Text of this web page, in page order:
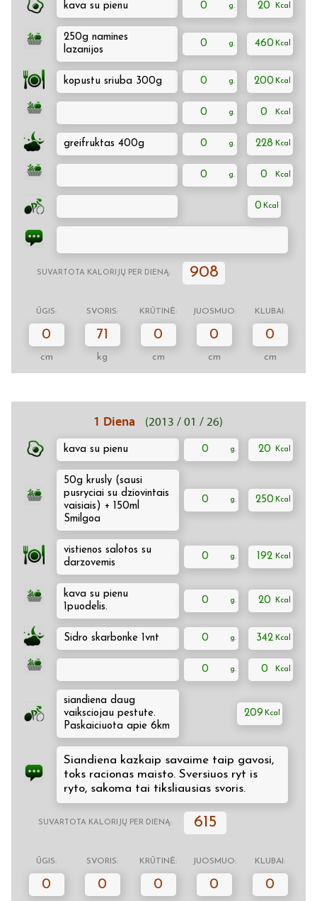
kava su pienu 0 20
250g namines
lazanijos
0 460
kopustu sriuba 300g 0 200
0 0
greifruktas 400g 0 228
0 0
0
SUVARTOTA KALORIJŲ PER DIENĄ: 908
ŪGIS: SVORIS: KRŪTINĖ: JUOSMUO: KLUBAI:
0
cm
71
kg
0
cm
0
cm
0
cm
1 Diena (2013 / 01 / 26)
kava su pienu 0 20
50g krusly (sausi
pusryciai su dziovintais
vaisiais) + 150ml
Smilgoa
0 250
vistienos salotos su
darzovemis
0 192
kava su pienu
1puodelis.
0 20
Sidro skarbonke 1vnt 0 342
0 0
siandiena daug
vaiksciojau pestute.
Paskaiciuota apie 6km
209
Siandiena kazkaip savaime taip gavosi,
toks racionas maisto. Sversiuos ryt is
ryto, sakoma tai tiksliausias svoris.
SUVARTOTA KALORIJŲ PER DIENĄ: 615
ŪGIS: SVORIS: KRŪTINĖ: JUOSMUO: KLUBAI:
0 0 0 0 0